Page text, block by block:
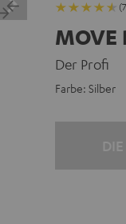
MOVE
Der Profi
Farbe: Silber